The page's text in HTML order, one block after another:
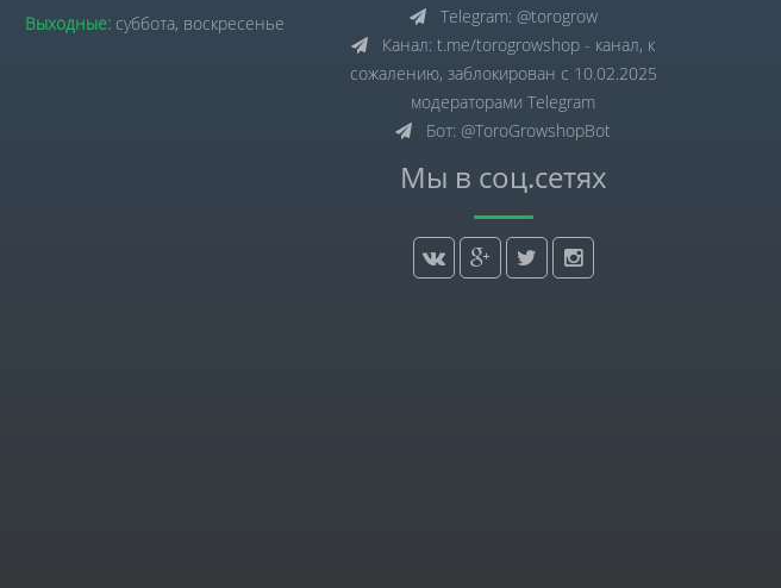
Выходные: суббота, воскресенье
Telegram: @torogrow
Канал: t.me/torogrowshop - канал, к
сожалению, заблокирован с 10.02.2025
модераторами Telegram
Бот: @ToroGrowshopBot
Мы в соц.сетях